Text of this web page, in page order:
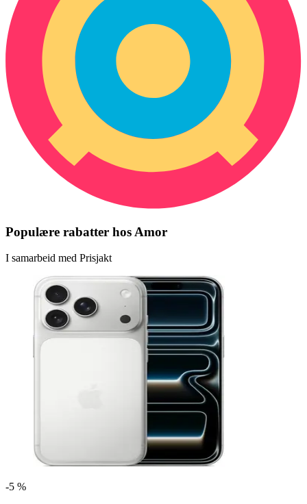
Populære rabatter hos Amor
I samarbeid med Prisjakt
-5 %